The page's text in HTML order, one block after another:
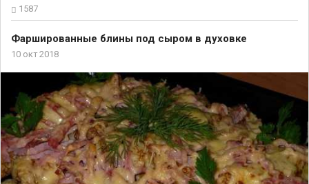
1587
Фаршированные блины под сыром в духовке
10 окт 2018